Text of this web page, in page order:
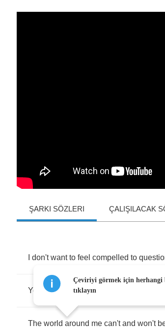
ŞARKI SÖZLERI ÇALIŞILACAK
don't want to feel compelled to
You hear many lies
The world around me can't and won't
Çeviriyi görmek için herhangi
tıklayın